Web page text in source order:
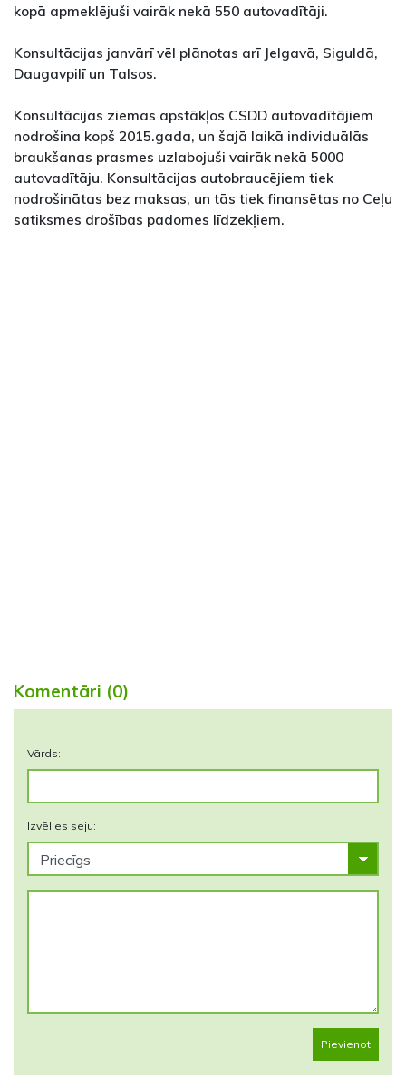
kopā apmeklējuši vairāk nekā 550 autovadītāji.
Konsultācijas janvārī vēl plānotas arī Jelgavā, Siguldā,
Daugavpilī un Talsos.
Konsultācijas ziemas apstākļos CSDD autovadītājiem
nodrošina kopš 2015.gada, un šajā laikā individuālās
braukšanas prasmes uzlabojuši vairāk nekā 5000
autovadītāju. Konsultācijas autobraucējiem tiek
nodrošinātas bez maksas, un tās tiek finansētas no Ceļu
satiksmes drošības padomes līdzekļiem.
Komentāri (0)
Vārds:
Izvēlies seju:
Pievienot